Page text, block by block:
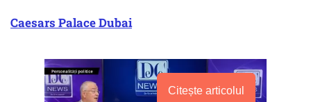
Caesars Palace Dubai
Citește articolul